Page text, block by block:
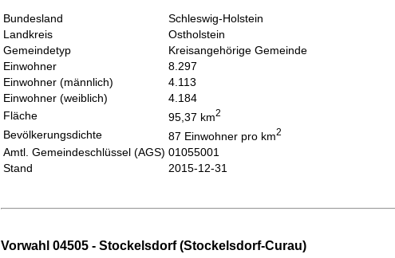
Bundesland
Schleswig-Holstein
Landkreis
Ostholstein
Gemeindetyp
Kreisangehörige Gemeinde
Einwohner
8.297
Einwohner (männlich)
4.113
Einwohner (weiblich)
4.184
Fläche
95,37 km2
Bevölkerungsdichte 87 Einwohner pro km2
Amtl. Gemeindeschlüssel (AGS) 01055001
Stand
2015-12-31
Vorwahl 04505 - Stockelsdorf (Stockelsdorf-Curau)